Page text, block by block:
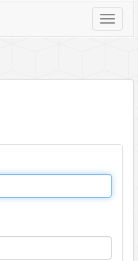
Toggle